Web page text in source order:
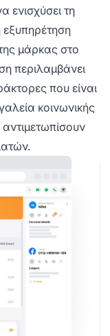
ενισχύσει τη
εξυπηρέτηση
μάρκας στο
περιλαμβάνει
που είναι
κοινωνικής